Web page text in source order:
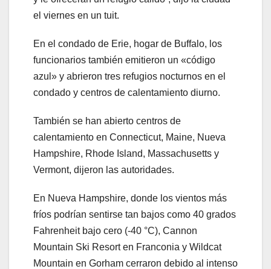
el viernes en un tuit.
En el condado de Erie, hogar de Buffalo, los
funcionarios también emitieron un «código
azul» y abrieron tres refugios nocturnos en el
condado y centros de calentamiento diurno.
También se han abierto centros de
calentamiento en Connecticut, Maine, Nueva
Hampshire, Rhode Island, Massachusetts y
Vermont, dijeron las autoridades.
En Nueva Hampshire, donde los vientos más
fríos podrían sentirse tan bajos como 40 grados
Fahrenheit bajo cero (-40 °C), Cannon
Mountain Ski Resort en Franconia y Wildcat
Mountain en Gorham cerraron debido al intenso